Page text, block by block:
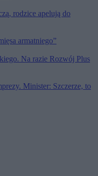
rodzice apelują do
armatniego”
Na razie Rozwój Plus
Minister: Szczerze, to